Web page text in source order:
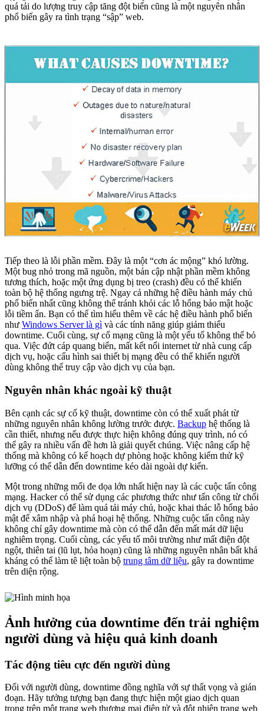
quá tải do lượng truy cập tăng đột biến cũng là một nguyên nhân
phổ biến gây ra tình trạng “sập” web.
Tiếp theo là lỗi phần mềm. Đây là một “cơn ác mộng” khó lường.
Một bug nhỏ trong mã nguồn, một bản cập nhật phần mềm không
tương thích, hoặc một ứng dụng bị treo (crash) đều có thể khiến
toàn bộ hệ thống ngưng trệ. Ngay cả những hệ điều hành máy chủ
phổ biến nhất cũng không thể tránh khỏi các lỗ hổng bảo mật hoặc
lỗi tiềm ẩn. Bạn có thể tìm hiểu thêm về các hệ điều hành phổ biến
như Windows Server là gì và các tính năng giúp giảm thiểu
downtime. Cuối cùng, sự cố mạng cũng là một yếu tố không thể bỏ
qua. Việc đứt cáp quang biển, mất kết nối internet từ nhà cung cấp
dịch vụ, hoặc cấu hình sai thiết bị mạng đều có thể khiến người
dùng không thể truy cập vào dịch vụ của bạn.
Nguyên nhân khác ngoài kỹ thuật
Bên cạnh các sự cố kỹ thuật, downtime còn có thể xuất phát từ
những nguyên nhân không lường trước được. Backup hệ thống là
cần thiết, nhưng nếu được thực hiện không đúng quy trình, nó có
thể gây ra nhiều vấn đề hơn là giải quyết chúng. Việc nâng cấp hệ
thống mà không có kế hoạch dự phòng hoặc không kiểm thử kỹ
lưỡng có thể dẫn đến downtime kéo dài ngoài dự kiến.
Một trong những mối đe dọa lớn nhất hiện nay là các cuộc tấn công
mạng. Hacker có thể sử dụng các phương thức như tấn công từ chối
dịch vụ (DDoS) để làm quá tải máy chủ, hoặc khai thác lỗ hổng bảo
mật để xâm nhập và phá hoại hệ thống. Những cuộc tấn công này
không chỉ gây downtime mà còn có thể dẫn đến mất mát dữ liệu
nghiêm trọng. Cuối cùng, các yếu tố môi trường như mất điện đột
ngột, thiên tai (lũ lụt, hỏa hoạn) cũng là những nguyên nhân bất khả
kháng có thể làm tê liệt toàn bộ trung tâm dữ liệu, gây ra downtime
trên diện rộng.
Ảnh hưởng của downtime đến trải nghiệm
người dùng và hiệu quả kinh doanh
Tác động tiêu cực đến người dùng
Đối với người dùng, downtime đồng nghĩa với sự thất vọng và gián
đoạn. Hãy tưởng tượng bạn đang thực hiện một giao dịch quan
trọng trên một trang web thương mại điện tử và đột nhiên trang web